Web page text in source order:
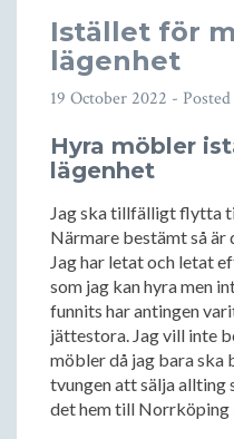
Istället för
lägenhet
19 October 2022 -
Hyra möbler
lägenhet
Jag ska tillfälligt flytta
Närmare bestämt så
Jag har letat och letat
som jag kan hyra men
funnits har antingen
jättestora. Jag vill inte
möbler då jag bara ska
tvungen att sälja allting
det hem till Norrköping